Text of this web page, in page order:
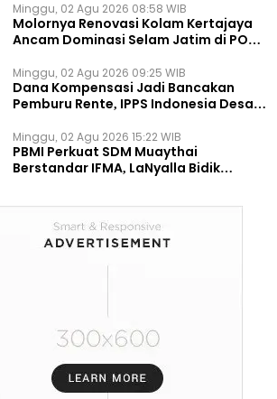
Minggu, 02 Agu 2026 08:58 WIB
Molornya Renovasi Kolam Kertajaya
Ancam Dominasi Selam Jatim di PON
Minggu, 02 Agu 2026 09:25 WIB
Dana Kompensasi Jadi Bancakan
Pemburu Rente, IPPS Indonesia Desak
Permanen
Minggu, 02 Agu 2026 15:22 WIB
PBMI Perkuat SDM Muaythai
Berstandar IFMA, LaNyalla Bidik